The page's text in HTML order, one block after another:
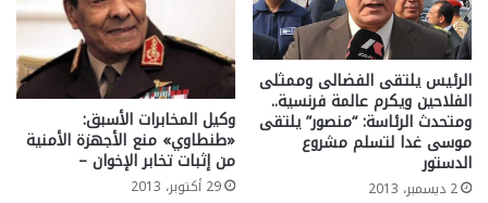
الرئيس يلتقى الفضالى وممثلى
الفلاحين ويكرم عالمة فرنسية..
ومتحدث الرئاسة: “منصور” يلتقى
موسى غدا لتسلم مشروع
الدستور
2 ديسمبر، 2013
وكيل المخابرات الأسبق:
«طنطاوي» منع الأجهزة الأمنية
من إثبات تخابر الإخوان –
29 أكتوبر، 2013